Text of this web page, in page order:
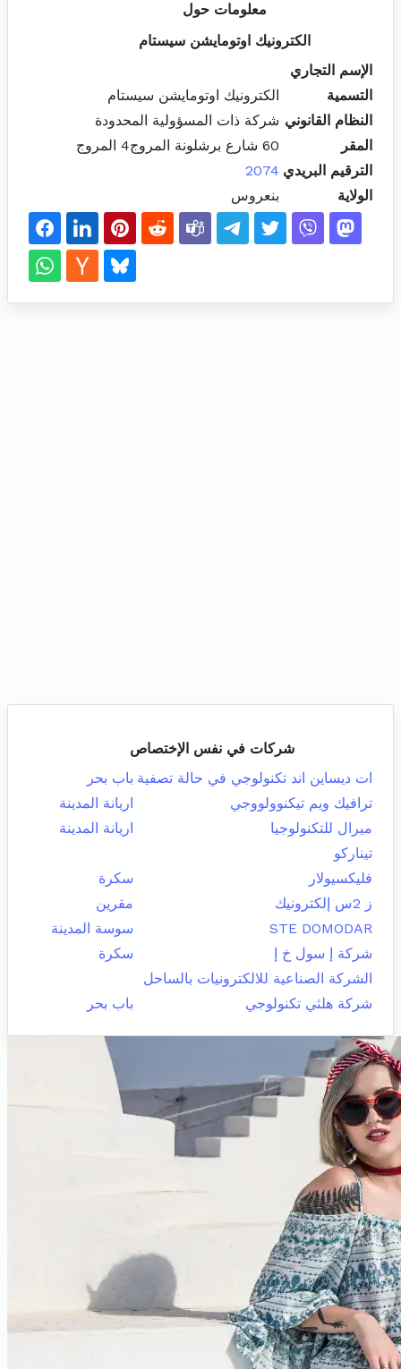
معلومات حول
الكترونيك اوتومايشن سيستام
الإسم التجاري
التسمية
الكترونيك اوتومايشن سيستام
النظام القانوني شركة ذات المسؤولية المحدودة
المقر
60 شارع برشلونة المروج4 المروج
الترقيم البريدي 2074
الولاية
بنعروس
شركات في نفس الإختصاص
ات ديساين اند تكنولوجي في حالة تصفية باب بحر
ترافيك ويم تيكنوولووجي
اريانة المدينة
ميرال للتكنولوجيا
اريانة المدينة
تيناركو
فليكسيولار
سكرة
ز 2س إلكترونيك
مقرين
STE DOMODAR
سوسة المدينة
شركة إ سول خ إ
سكرة
الشركة الصناعية للالكترونيات بالساحل
شركة هلثي تكنولوجي
باب بحر